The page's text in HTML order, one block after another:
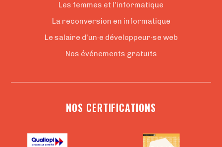
Les femmes et l'informatique
La reconversion en informatique
Le salaire d'un·e développeur·se web
Nos événements gratuits
NOS CERTIFICATIONS